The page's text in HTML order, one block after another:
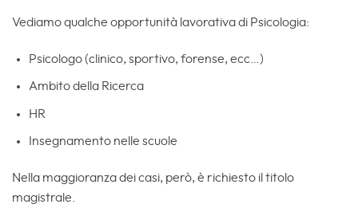
Vediamo qualche opportunità lavorativa di Psicologia:
Psicologo (clinico, sportivo, forense, ecc…)
Ambito della Ricerca
HR
Insegnamento nelle scuole
Nella maggioranza dei casi, però, è richiesto il titolo
magistrale.